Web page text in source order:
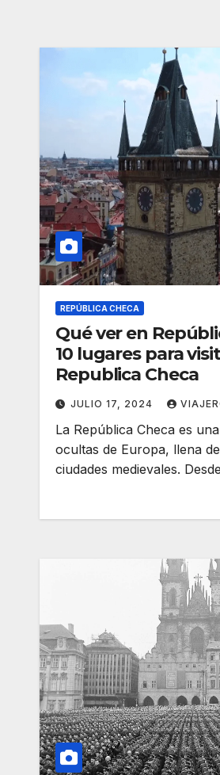
REPÚBLICA CHECA
Qué ver en
10 lugares para
Republica Checa
JULIO 17, 2024
La República Checa es
ocultas de Europa, llena
ciudades medievales.